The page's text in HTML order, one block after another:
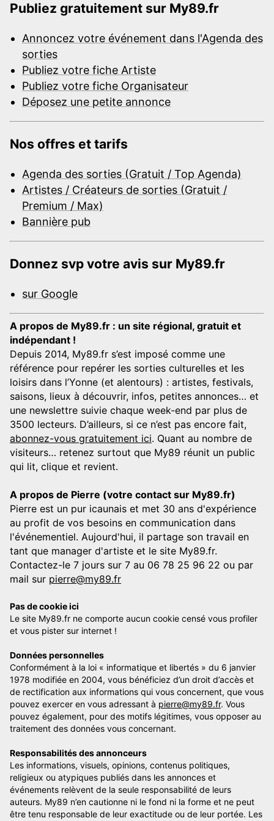
Publiez gratuitement sur My89.fr
Annoncez votre événement dans l'Agenda des
sorties
Publiez votre fiche Artiste
Publiez votre fiche Organisateur
Déposez une petite annonce
Nos offres et tarifs
Agenda des sorties (Gratuit / Top Agenda)
Artistes / Créateurs de sorties (Gratuit /
Premium / Max)
Bannière pub
Donnez svp votre avis sur My89.fr
sur Google
A propos de My89.fr : un site régional, gratuit et
indépendant !
Depuis 2014, My89.fr s’est imposé comme une
référence pour repérer les sorties culturelles et les
loisirs dans l’Yonne (et alentours) : artistes, festivals,
saisons, lieux à découvrir, infos, petites annonces… et
une newslettre suivie chaque week-end par plus de
3500 lecteurs. D’ailleurs, si ce n’est pas encore fait,
abonnez-vous gratuitement ici. Quant au nombre de
visiteurs… retenez surtout que My89 réunit un public
qui lit, clique et revient.
A propos de Pierre (votre contact sur My89.fr)
Pierre est un pur icaunais et met 30 ans d'expérience
au profit de vos besoins en communication dans
l'événementiel. Aujourd'hui, il partage son travail en
tant que manager d'artiste et le site My89.fr.
Contactez-le 7 jours sur 7 au 06 78 25 96 22 ou par
mail sur pierre@my89.fr
Pas de cookie ici
Le site My89.fr ne comporte aucun cookie censé vous profiler
et vous pister sur internet !
Données personnelles
Conformément à la loi « informatique et libertés » du 6 janvier
1978 modifiée en 2004, vous bénéficiez d’un droit d’accès et
de rectification aux informations qui vous concernent, que vous
pouvez exercer en vous adressant à pierre@my89.fr. Vous
pouvez également, pour des motifs légitimes, vous opposer au
traitement des données vous concernant.
Responsabilités des annonceurs
Les informations, visuels, opinions, contenus politiques,
religieux ou atypiques publiés dans les annonces et
événements relèvent de la seule responsabilité de leurs
auteurs. My89 n’en cautionne ni le fond ni la forme et ne peut
être tenu responsable de leur exactitude ou de leur portée. Les